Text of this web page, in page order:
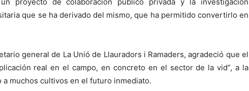
proyecto de colaboración público privada y la investigación
que se ha derivado del mismo, que ha permitido convertirlo en
general de La Unió de Llauradors i Ramaders, agradeció que el
real en el campo, en concreto en el sector de la vid”, a la
muchos cultivos en el futuro inmediato.